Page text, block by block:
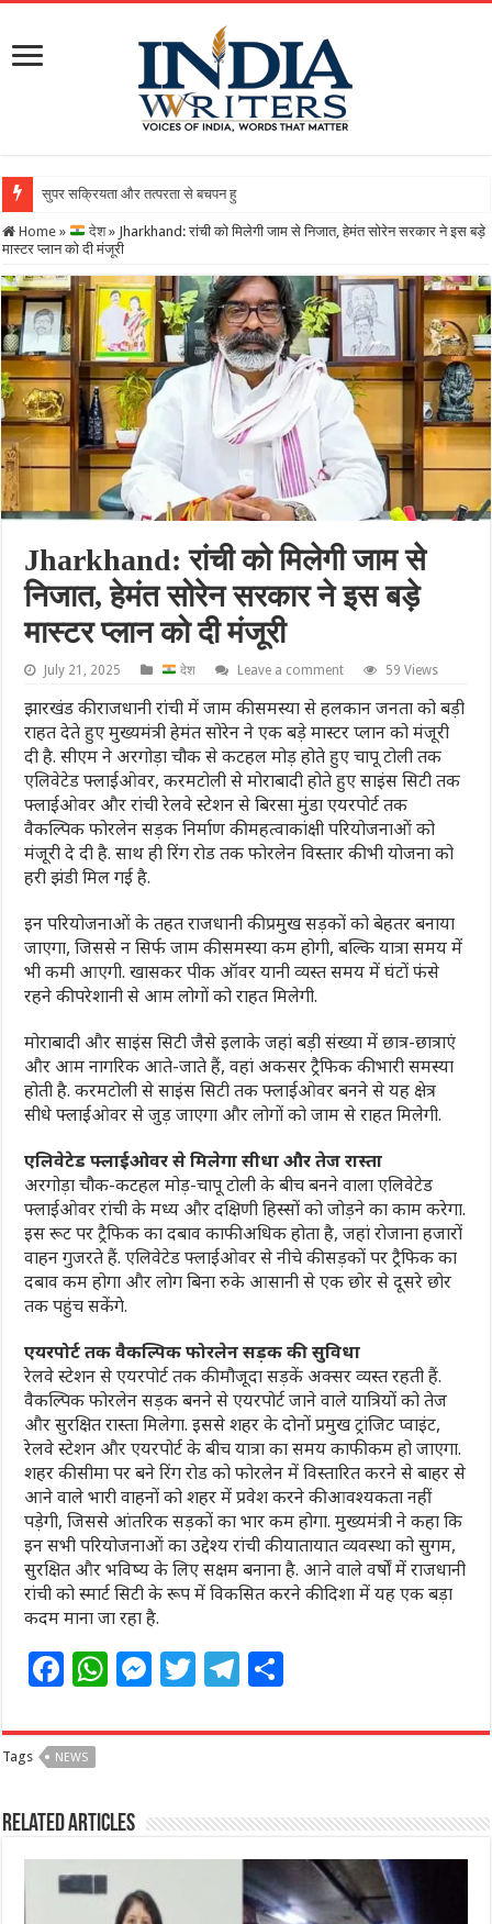
सुपर सक्रियता और तत्परता से बचपन हुआ सुरक्षित, राज्य बाल अधिकार संरक
Home » देश » Jharkhand: रांची को मिलेगी जाम से निजात, हेमंत सोरेन सरकार ने इस बड़े
मास्टर प्लान को दी मंजूरी
Jharkhand: रांची को मिलेगी जाम से
निजात, हेमंत सोरेन सरकार ने इस बड़े
मास्टर प्लान को दी मंजूरी
July 21, 2025 देश Leave a comment 59 Views
झारखंड की राजधानी रांची में जाम की समस्या से हलकान जनता को बड़ी
राहत देते हुए मुख्यमंत्री हेमंत सोरेन ने एक बड़े मास्टर प्लान को मंजूरी
दी है. सीएम ने अरगोड़ा चौक से कटहल मोड़ होते हुए चापू टोली तक
एलिवेटेड फ्लाईओवर, करमटोली से मोराबादी होते हुए साइंस सिटी तक
फ्लाईओवर और रांची रेलवे स्टेशन से बिरसा मुंडा एयरपोर्ट तक
वैकल्पिक फोरलेन सड़क निर्माण की महत्वाकांक्षी परियोजनाओं को
मंजूरी दे दी है. साथ ही रिंग रोड तक फोरलेन विस्तार की भी योजना को
हरी झंडी मिल गई है.
इन परियोजनाओं के तहत राजधानी की प्रमुख सड़कों को बेहतर बनाया
जाएगा, जिससे न सिर्फ जाम की समस्या कम होगी, बल्कि यात्रा समय में
भी कमी आएगी. खासकर पीक ऑवर यानी व्यस्त समय में घंटों फंसे
रहने की परेशानी से आम लोगों को राहत मिलेगी.
मोराबादी और साइंस सिटी जैसे इलाके जहां बड़ी संख्या में छात्र-छात्राएं
और आम नागरिक आते-जाते हैं, वहां अकसर ट्रैफिक की भारी समस्या
होती है. करमटोली से साइंस सिटी तक फ्लाईओवर बनने से यह क्षेत्र
सीधे फ्लाईओवर से जुड़ जाएगा और लोगों को जाम से राहत मिलेगी.
एलिवेटेड फ्लाईओवर से मिलेगा सीधा और तेज रास्ता
अरगोड़ा चौक-कटहल मोड़-चापू टोली के बीच बनने वाला एलिवेटेड
फ्लाईओवर रांची के मध्य और दक्षिणी हिस्सों को जोड़ने का काम करेगा.
इस रूट पर ट्रैफिक का दबाव काफी अधिक होता है, जहां रोजाना हजारों
वाहन गुजरते हैं. एलिवेटेड फ्लाईओवर से नीचे की सड़कों पर ट्रैफिक का
दबाव कम होगा और लोग बिना रुके आसानी से एक छोर से दूसरे छोर
तक पहुंच सकेंगे.
एयरपोर्ट तक वैकल्पिक फोरलेन सड़क की सुविधा
रेलवे स्टेशन से एयरपोर्ट तक की मौजूदा सड़कें अक्सर व्यस्त रहती हैं.
वैकल्पिक फोरलेन सड़क बनने से एयरपोर्ट जाने वाले यात्रियों को तेज
और सुरक्षित रास्ता मिलेगा. इससे शहर के दोनों प्रमुख ट्रांजिट प्वाइंट,
रेलवे स्टेशन और एयरपोर्ट के बीच यात्रा का समय काफी कम हो जाएगा.
शहर की सीमा पर बने रिंग रोड को फोरलेन में विस्तारित करने से बाहर से
आने वाले भारी वाहनों को शहर में प्रवेश करने की आवश्यकता नहीं
पड़ेगी, जिससे आंतरिक सड़कों का भार कम होगा. मुख्यमंत्री ने कहा कि
इन सभी परियोजनाओं का उद्देश्य रांची की यातायात व्यवस्था को सुगम,
सुरक्षित और भविष्य के लिए सक्षम बनाना है. आने वाले वर्षों में राजधानी
रांची को स्मार्ट सिटी के रूप में विकसित करने की दिशा में यह एक बड़ा
कदम माना जा रहा है.
F
c
e
b
o
o
W
at
A
p
p
M
ss
n
g
r
T
itt
r
T
e
ra
m
ar
Tags NEWS
Related Articles